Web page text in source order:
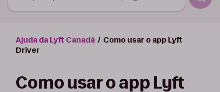
Ajuda da Lyft Canadá
Como usar o app Lyft
Driver
Como usar o app Lyft